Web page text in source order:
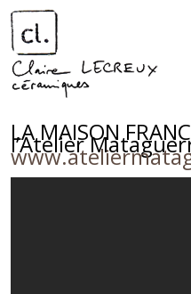
LA MAISON
l’Atelier